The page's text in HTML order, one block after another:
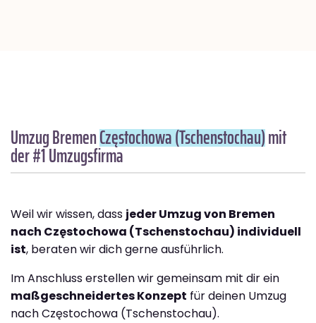
Umzug BremenCzęstochowa (Tschenstochau)mit
der #1 Umzugsfirma
Weil wir wissen, dass jeder Umzug von Bremen
nach Częstochowa (Tschenstochau) individuell
ist, beraten wir dich gerne ausführlich.
Im Anschluss erstellen wir gemeinsam mit dir ein
maßgeschneidertes Konzept für deinen Umzug
nach Częstochowa (Tschenstochau).